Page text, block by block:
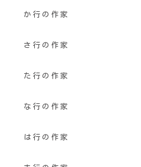
か行の作家
さ行の作家
た行の作家
な行の作家
は行の作家